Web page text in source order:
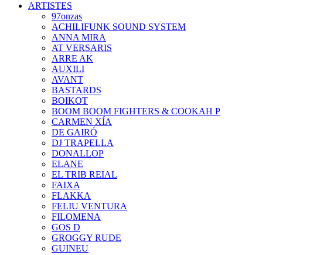
ARTISTES
97onzas
ACHILIFUNK SOUND SYSTEM
ANNA MIRA
AT VERSARIS
ARRE AK
AUXILI
AVANT
BASTARDS
BOIKOT
BOOM BOOM FIGHTERS & COOKAH P
CARMEN XÍA
DE GAIRÓ
DJ TRAPELLA
DONALLOP
ELANE
EL TRIB REIAL
FAIXA
FLAKKA
FELIU VENTURA
FILOMENA
GOS D
GROGGY RUDE
GUINEU